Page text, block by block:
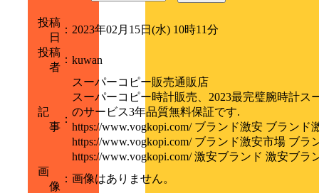
投稿
日
： 2023年02月15日(水) 10時11分
投稿
者
： kuwan
記
事
：
スーパーコピー販売通販店
スーパーコピー時計販売、2023最完璧腕時計
のサービス3年品質無料保証です.
https://www.vogkopi.com/ ブランド激安 ブランド
https://www.vogkopi.com/ ブランド激安市場 ブラ
https://www.vogkopi.com/ 激安ブランド 激安ブラ
画
像
： 画像はありません。